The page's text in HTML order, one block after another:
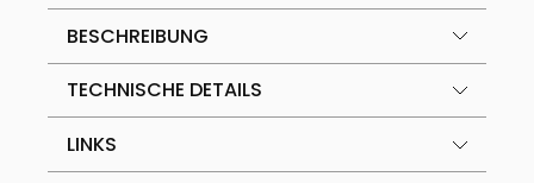
BESCHREIBUNG
TECHNISCHE DETAILS
LINKS